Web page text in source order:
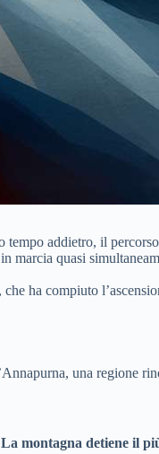
addietro, il
marcia quasi
ha compiuto
una regione
La montagna detiene il